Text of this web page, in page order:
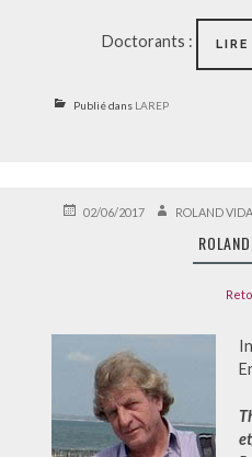
Doctorants :
Publié dans LAREP
PUBLIÉ02/06/2017 AUTEURROLAND